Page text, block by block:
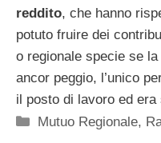
reddito, che hanno
potuto fruire dei
o regionale specie se la
ancor peggio, l’unico
il posto di lavoro ed era
Categorie
Mutuo Regionale,